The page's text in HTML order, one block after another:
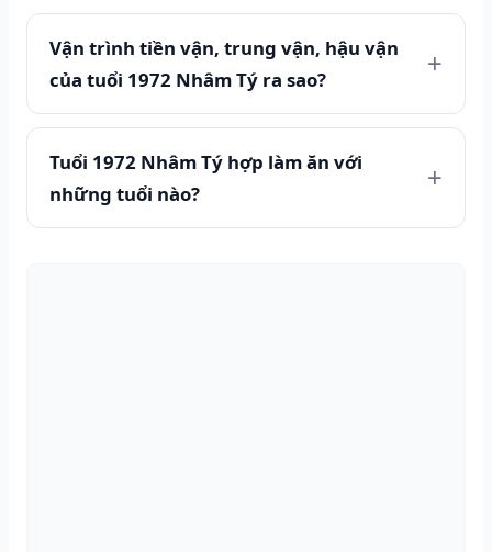
Vận trình tiền vận, trung vận, hậu vận
của tuổi 1972 Nhâm Tý ra sao?
Tuổi 1972 Nhâm Tý hợp làm ăn với
những tuổi nào?